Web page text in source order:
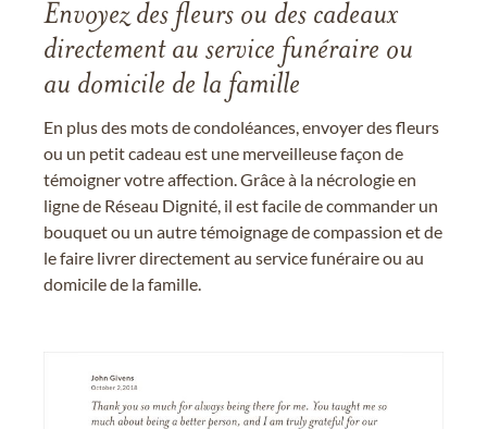
Envoyez des fleurs ou des cadeaux
directement au service funéraire ou
au domicile de la famille
En plus des mots de condoléances, envoyer des fleurs
ou un petit cadeau est une merveilleuse façon de
témoigner votre affection. Grâce à la nécrologie en
ligne de Réseau Dignité, il est facile de commander un
bouquet ou un autre témoignage de compassion et de
le faire livrer directement au service funéraire ou au
domicile de la famille.